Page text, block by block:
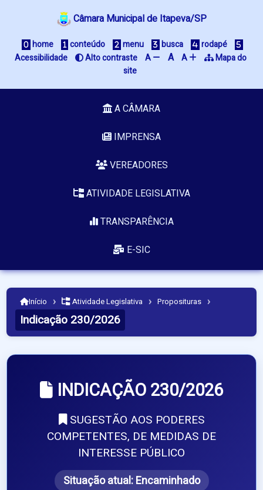
Câmara Municipal de Itapeva/SP
home conteúdo menu busca
rodapé
Acessibilidade
Alto contraste A A A
Mapa do
site
A CÂMARA
IMPRENSA
VEREADORES
ATIVIDADE LEGISLATIVA
TRANSPARÊNCIA
E-SIC
Início › Atividade Legislativa › Proposituras ›
Indicação 230/2026
INDICAÇÃO 230/2026
SUGESTÃO AOS PODERES
COMPETENTES, DE MEDIDAS DE
INTERESSE PÚBLICO
Situação atual:Encaminhado